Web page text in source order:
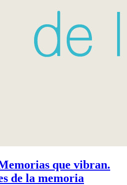
que vibran.
de la memoria